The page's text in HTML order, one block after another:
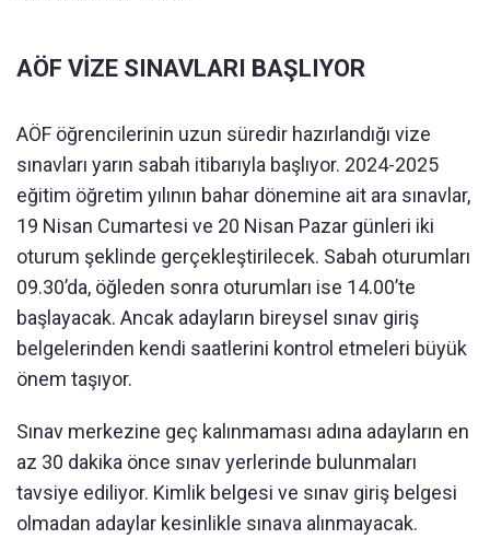
AÖF VİZE SINAVLARI BAŞLIYOR
AÖF öğrencilerinin uzun süredir hazırlandığı vize
sınavları yarın sabah itibarıyla başlıyor. 2024-2025
eğitim öğretim yılının bahar dönemine ait ara sınavlar,
19 Nisan Cumartesi ve 20 Nisan Pazar günleri iki
oturum şeklinde gerçekleştirilecek. Sabah oturumları
09.30’da, öğleden sonra oturumları ise 14.00’te
başlayacak. Ancak adayların bireysel sınav giriş
belgelerinden kendi saatlerini kontrol etmeleri büyük
önem taşıyor.
Sınav merkezine geç kalınmaması adına adayların en
az 30 dakika önce sınav yerlerinde bulunmaları
tavsiye ediliyor. Kimlik belgesi ve sınav giriş belgesi
olmadan adaylar kesinlikle sınava alınmayacak.